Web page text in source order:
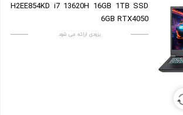
H2EE854KD i7 13620H 16GB 1TB SSD
6GB RTX4050
بزودی ارائه می شود